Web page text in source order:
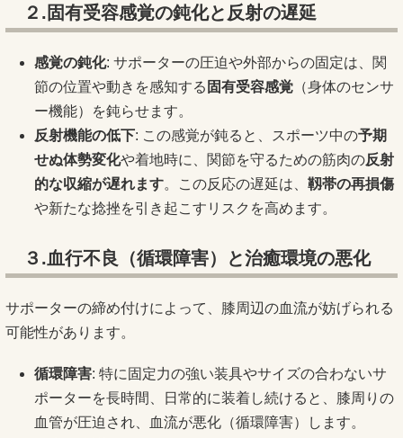
２.固有受容感覚の鈍化と反射の遅延
感覚の鈍化: サポーターの圧迫や外部からの固定は、関
節の位置や動きを感知する 固有受容感覚 （身体のセンサ
ー機能）を鈍らせます。
反射機能の低下: この感覚が鈍ると、スポーツ中の予期
せぬ体勢変化や着地時に、関節を守るための筋肉の反射
的な収縮が遅れます。この反応の遅延は、 靱帯の再損傷
や新たな捻挫を引き起こすリスクを高めます。
３.血行不良（循環障害）と治癒環境の悪化
サポーターの締め付けによって、膝周辺の血流が妨げられる
可能性があります。
循環障害: 特に固定力の強い装具やサイズの合わないサ
ポーターを長時間、日常的に装着し続けると、膝周りの
血管が圧迫され、血流が悪化（循環障害）します。